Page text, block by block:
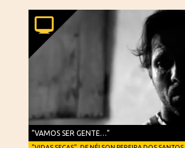
”VAMOS SER GENTE…”